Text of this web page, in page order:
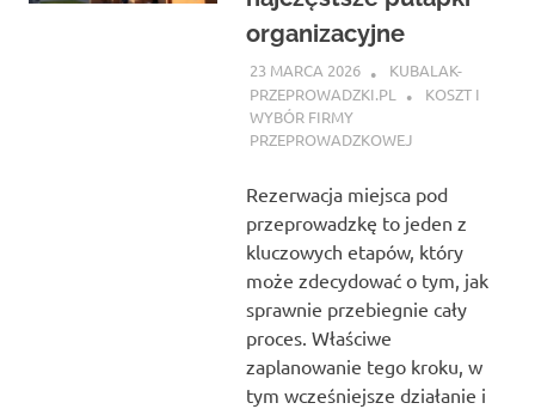
organizacyjne
23 MARCA 2026
KUBALAK-
PRZEPROWADZKI.PL
KOSZT I
WYBÓR FIRMY
PRZEPROWADZKOWEJ
Rezerwacja miejsca pod
przeprowadzkę to jeden z
kluczowych etapów, który
może zdecydować o tym, jak
sprawnie przebiegnie cały
proces. Właściwe
zaplanowanie tego kroku, w
tym wcześniejsze działanie i